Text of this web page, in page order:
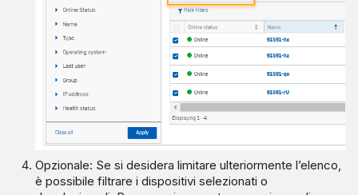
Opzionale: Se si desidera limitare ulteriormente l’elenco,
è possibile filtrare i dispositivi selezionati o